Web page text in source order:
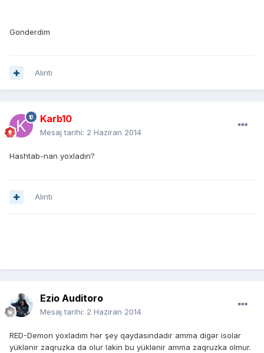
Gonderdim
Alıntı
Karb10
Mesaj tarihi: 2 Haziran 2014
Hashtab-nan yoxladın?
Alıntı
Ezio Auditoro
Mesaj tarihi: 2 Haziran 2014
RED-Demon yoxladım hər şey qaydasındadır amma digər isolar
yüklənir zaqruzka da olur lakin bu yüklənir amma zaqruzka olmur.